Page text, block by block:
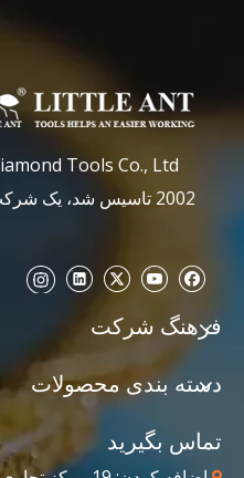
2002 تاسیس شد، یک
فرهنگ شرکت
دسته بندی محصولات
تماس بگیرید